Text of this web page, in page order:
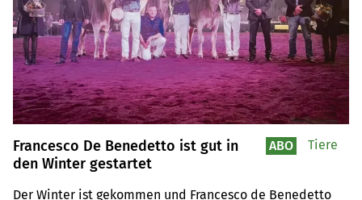
Francesco De Benedetto ist gut in
den Winter gestartet
Der Winter ist gekommen und Francesco de Benedetto
ABO Tiere